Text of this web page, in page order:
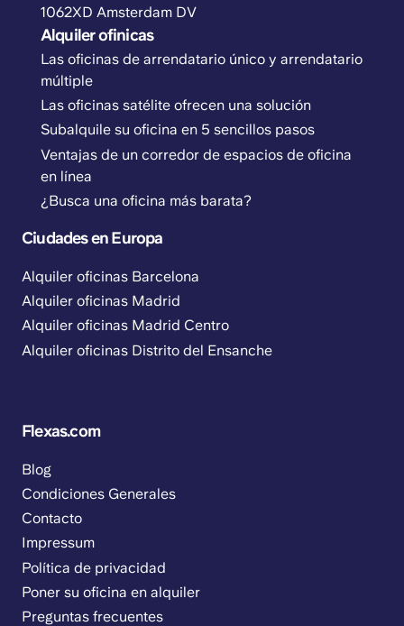
1062XD Amsterdam DV
Alquiler ofinicas
Las oficinas de arrendatario único y arrendatario
múltiple
Las oficinas satélite ofrecen una solución
Subalquile su oficina en 5 sencillos pasos
Ventajas de un corredor de espacios de oficina
en línea
¿Busca una oficina más barata?
Ciudades en Europa
Alquiler oficinas Barcelona
Alquiler oficinas Madrid
Alquiler oficinas Madrid Centro
Alquiler oficinas Distrito del Ensanche
Flexas.com
Blog
Condiciones Generales
Contacto
Impressum
Política de privacidad
Poner su oficina en alquiler
Preguntas frecuentes